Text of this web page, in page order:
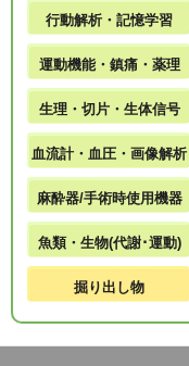
行動解析・記憶学習
運動機能・鎮痛・薬理
生理・切片・生体信号
血流計・血圧・画像解析
麻酔器/手術時使用機器
魚類・生物(代謝･運動)
掘り出し物